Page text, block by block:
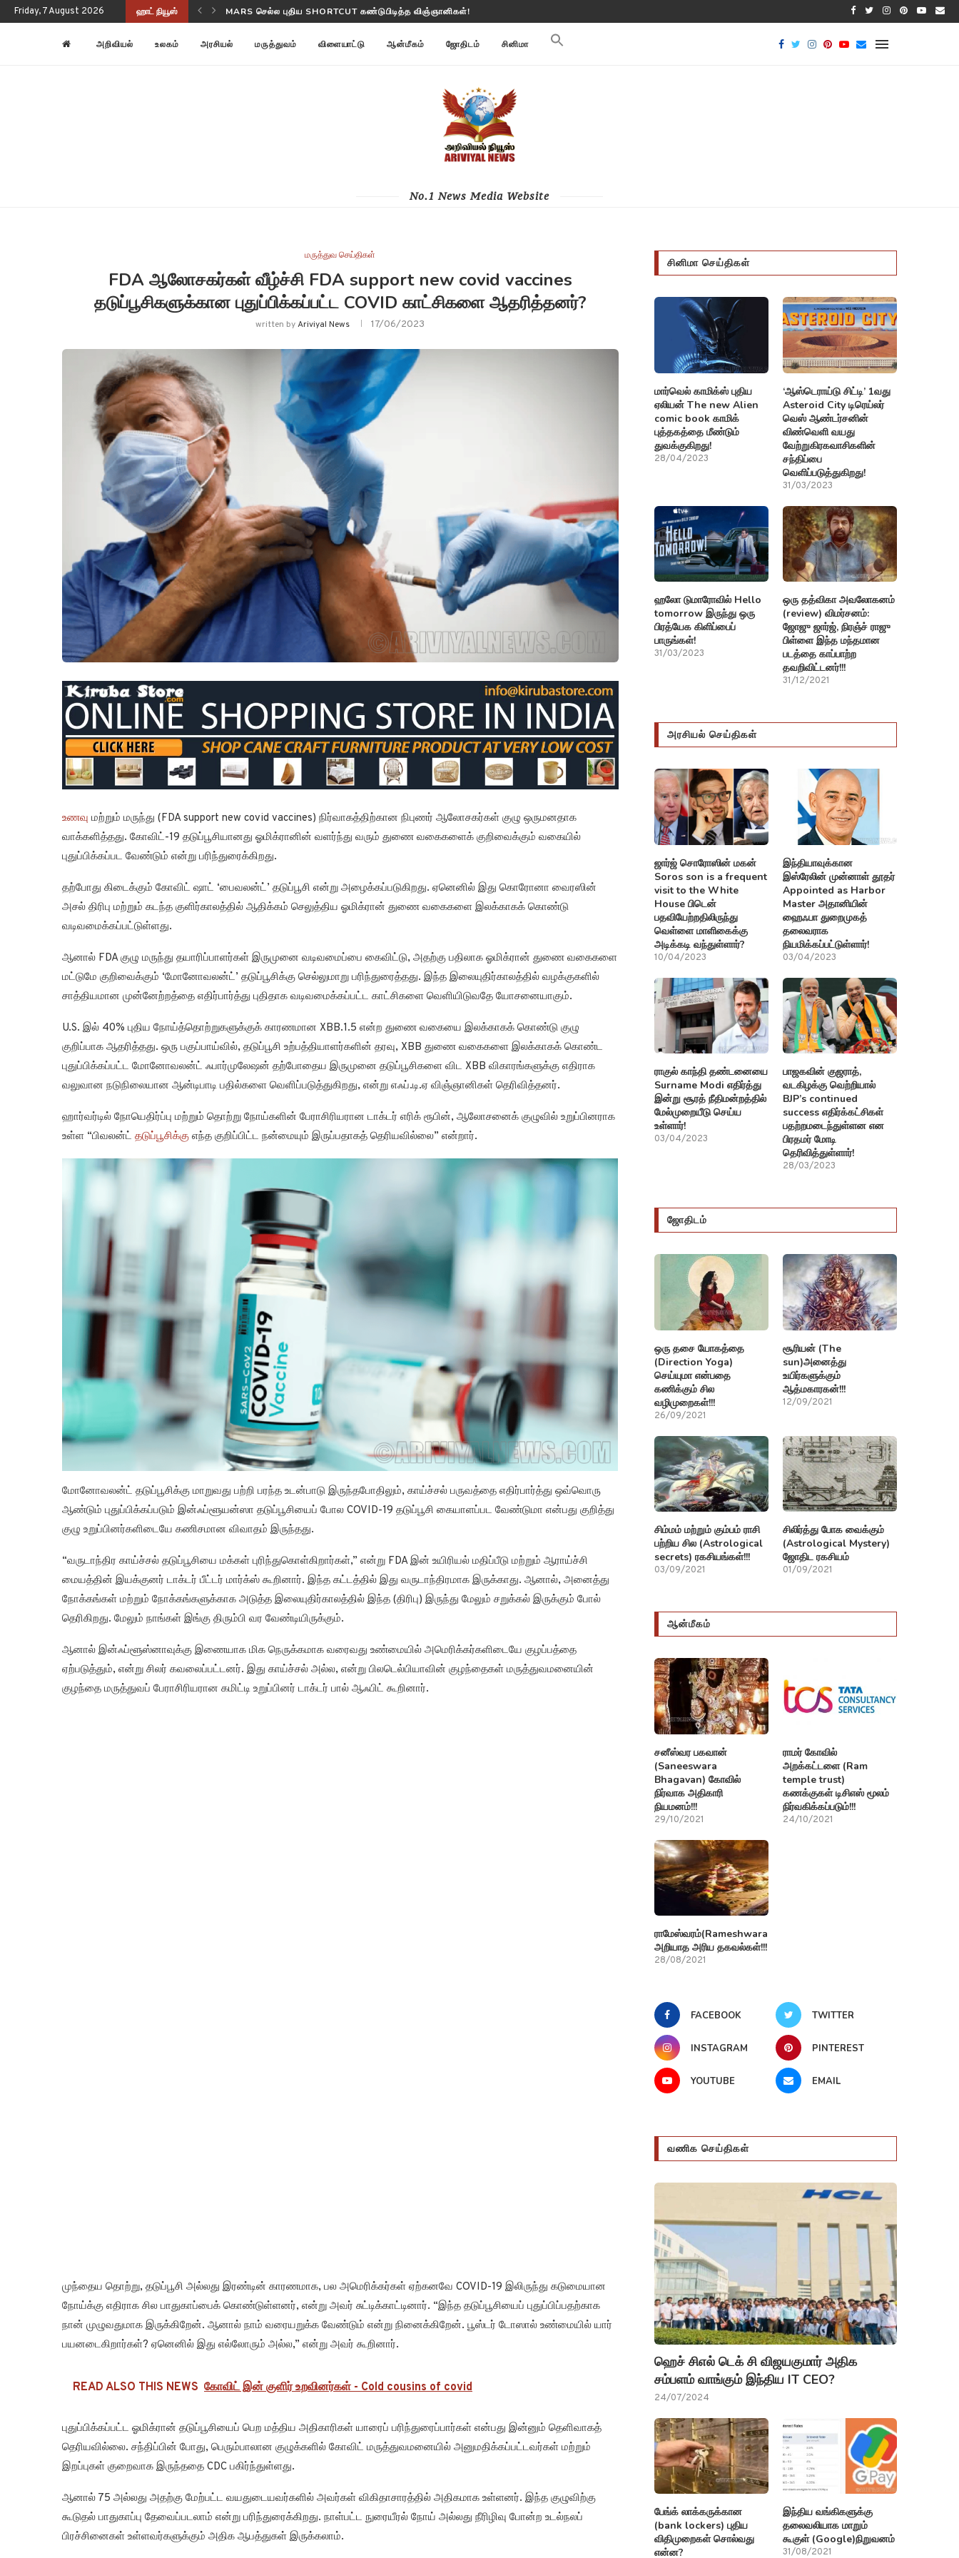
Friday, 7 August 2026 ஹாட் நியூஸ் NASA-ISRO NISAR பூமி மாற்றங்களை கண்காணிக்கிறது
அறிவியல் உலகம் அரசியல் மருத்துவம் விளையாட்டு ஆன்மீகம் ஜோதிடம் சினிமா
No.1 News Media Website
மருத்துவ செய்திகள்
FDA ஆலோசகர்கள் வீழ்ச்சி FDA support new covid vaccines
தடுப்பூசிகளுக்கான புதுப்பிக்கப்பட்ட COVID காட்சிகளை ஆதரித்தனர்?
written byAriviyal News 17/06/2023
உணவு மற்றும் மருந்து (FDA support new covid vaccines) நிர்வாகத்திற்கான நிபுணர் ஆலோசகர்கள் குழு ஒருமனதாக
வாக்களித்தது. கோவிட்-19 தடுப்பூசியானது ஓமிக்ரானின் வளர்ந்து வரும் துணை வகைகளைக் குறிவைக்கும் வகையில்
புதுப்பிக்கப்பட வேண்டும் என்று பரிந்துரைக்கிறது.
தற்போது கிடைக்கும் கோவிட் ஷாட் ‘பைவலன்ட்’ தடுப்பூசி என்று அழைக்கப்படுகிறது. ஏனெனில் இது கொரோனா வைரஸின்
அசல் திரிபு மற்றும் கடந்த குளிர்காலத்தில் ஆதிக்கம் செலுத்திய ஓமிக்ரான் துணை வகைகளை இலக்காகக் கொண்டு
வடிவமைக்கப்பட்டுள்ளது.
ஆனால் FDA குழு மருந்து தயாரிப்பாளர்கள் இருமுனை வடிவமைப்பை கைவிட்டு, அதற்கு பதிலாக ஓமிக்ரான் துணை வகைகளை
மட்டுமே குறிவைக்கும் ‘மோனோவலன்ட்’ தடுப்பூசிக்கு செல்லுமாறு பரிந்துரைத்தது. இந்த இலையுதிர்காலத்தில் வழக்குகளில்
சாத்தியமான முன்னேற்றத்தை எதிர்பார்த்து புதிதாக வடிவமைக்கப்பட்ட காட்சிகளை வெளியிடுவதே யோசனையாகும்.
U.S. இல் 40% புதிய நோய்த்தொற்றுகளுக்குக் காரணமான XBB.1.5 என்ற துணை வகையை இலக்காகக் கொண்டு குழு
குறிப்பாக ஆதரித்தது. ஒரு பகுப்பாய்வில், தடுப்பூசி உற்பத்தியாளர்களின் தரவு, XBB துணை வகைகளை இலக்காகக் கொண்ட
புதுப்பிக்கப்பட்ட மோனோவலன்ட் ஃபார்முலேஷன் தற்போதைய இருமுனை தடுப்பூசிகளை விட XBB விகாரங்களுக்கு எதிராக
வலுவான நடுநிலையான ஆன்டிபாடி பதில்களை வெளிப்படுத்துகிறது, என்று எஃப்.டி.ஏ விஞ்ஞானிகள் தெரிவித்தனர்.
ஹார்வர்டில் நோயெதிர்ப்பு மற்றும் தொற்று நோய்களின் பேராசிரியரான டாக்டர் எரிக் ரூபின், ஆலோசனைக் குழுவில் உறுப்பினராக
உள்ள “பிவலன்ட் தடுப்பூசிக்கு எந்த குறிப்பிட்ட நன்மையும் இருப்பதாகத் தெரியவில்லை” என்றார்.
மோனோவலன்ட் தடுப்பூசிக்கு மாறுவது பற்றி பரந்த உடன்பாடு இருந்தபோதிலும், காய்ச்சல் பருவத்தை எதிர்பார்த்து ஒவ்வொரு
ஆண்டும் புதுப்பிக்கப்படும் இன்ஃப்ளூயன்ஸா தடுப்பூசியைப் போல COVID-19 தடுப்பூசி கையாளப்பட வேண்டுமா என்பது குறித்து
குழு உறுப்பினர்களிடையே கணிசமான விவாதம் இருந்தது.
“வருடாந்திர காய்ச்சல் தடுப்பூசியை மக்கள் புரிந்துகொள்கிறார்கள்,” என்று FDA இன் உயிரியல் மதிப்பீடு மற்றும் ஆராய்ச்சி
மையத்தின் இயக்குனர் டாக்டர் பீட்டர் மார்க்ஸ் கூறினார். இந்த கட்டத்தில் இது வருடாந்திரமாக இருக்காது. ஆனால், அனைத்து
நோக்கங்கள் மற்றும் நோக்கங்களுக்காக அடுத்த இலையுதிர்காலத்தில் இந்த (திரிபு) இருந்து மேலும் சறுக்கல் இருக்கும் போல்
தெரிகிறது. மேலும் நாங்கள் இங்கு திரும்பி வர வேண்டியிருக்கும்.
ஆனால் இன்ஃப்ளூஸ்னாவுக்கு இணையாக மிக நெருக்கமாக வரைவது உண்மையில் அமெரிக்கர்களிடையே குழப்பத்தை
ஏற்படுத்தும், என்று சிலர் கவலைப்பட்டனர். இது காய்ச்சல் அல்ல, என்று பிலடெல்பியாவின் குழந்தைகள் மருத்துவமனையின்
குழந்தை மருத்துவப் பேராசிரியரான கமிட்டி உறுப்பினர் டாக்டர் பால் ஆஃபிட் கூறினார்.
முந்தைய தொற்று, தடுப்பூசி அல்லது இரண்டின் காரணமாக, பல அமெரிக்கர்கள் ஏற்கனவே COVID-19 இலிருந்து கடுமையான
நோய்க்கு எதிராக சில பாதுகாப்பைக் கொண்டுள்ளனர், என்று அவர் சுட்டிக்காட்டினார். “இந்த தடுப்பூசியைப் புதுப்பிப்பதற்காக
நான் முழுவதுமாக இருக்கிறேன். ஆனால் நாம் வரையறுக்க வேண்டும் என்று நினைக்கிறேன். பூஸ்டர் டோஸால் உண்மையில் யார்
பயனடைகிறார்கள்? ஏனெனில் இது எல்லோரும் அல்ல,” என்று அவர் கூறினார்.
READ ALSO THIS NEWS கோவிட் இன் குளிர் உறவினர்கள் - Cold cousins of covid
புதுப்பிக்கப்பட்ட ஓமிக்ரான் தடுப்பூசியைப் பெற மத்திய அதிகாரிகள் யாரைப் பரிந்துரைப்பார்கள் என்பது இன்னும் தெளிவாகத்
தெரியவில்லை. சந்திப்பின் போது, பெரும்பாலான குழுக்களில் கோவிட் மருத்துவமனையில் அனுமதிக்கப்பட்டவர்கள் மற்றும்
இறப்புகள் குறைவாக இருந்ததை CDC பகிர்ந்துள்ளது.
ஆனால் 75 அல்லது அதற்கு மேற்பட்ட வயதுடையவர்களில் அவர்கள் விகிதாசாரத்தில் அதிகமாக உள்ளனர். இந்த குழுவிற்கு
கூடுதல் பாதுகாப்பு தேவைப்படலாம் என்று பரிந்துரைக்கிறது. நாள்பட்ட நுரையீரல் நோய் அல்லது நீரிழிவு போன்ற உடல்நலப்
பிரச்சினைகள் உள்ளவர்களுக்கும் அதிக ஆபத்துகள் இருக்கலாம்.
சினிமா செய்திகள்
மார்வெல் காமிக்ஸ் புதிய
ஏலியன் The new Alien
comic book காமிக்
புத்தகத்தை மீண்டும்
துவக்குகிறது!
28/04/2023
‘ஆஸ்டெராய்டு சிட்டி’ 1வது
Asteroid City டிரெய்லர்
வெஸ் ஆண்டர்சனின்
விண்வெளி வயது
வேற்றுகிரகவாசிகளின்
சந்திப்பை
வெளிப்படுத்துகிறது!
31/03/2023
ஹலோ டுமாரோவில் Hello
tomorrow இருந்து ஒரு
பிரத்யேக கிளிப்பைப்
பாருங்கள்!
31/03/2023
ஒரு தத்விகா அவலோகனம்
(review) விமர்சனம்:
ஜோஜு ஜார்ஜ், நிரஞ்ச் ராஜு
பிள்ளை இந்த மந்தமான
படத்தை காப்பாற்ற
தவறிவிட்டனர்!!!
31/12/2021
அரசியல் செய்திகள்
ஜார்ஜ் சொரோஸின் மகன்
Soros son is a frequent
visit to the White
House பிடென்
பதவியேற்றதிலிருந்து
வெள்ளை மாளிகைக்கு
அடிக்கடி வந்துள்ளார்?
10/04/2023
இந்தியாவுக்கான
இஸ்ரேலின் முன்னாள் தூதர்
Appointed as Harbor
Master அதானியின்
ஹைஃபா துறைமுகத்
தலைவராக
நியமிக்கப்பட்டுள்ளார்!
03/04/2023
ராகுல் காந்தி தண்டனையை
Surname Modi எதிர்த்து
இன்று சூரத் நீதிமன்றத்தில்
மேல்முறையீடு செய்ய
உள்ளார்!
03/04/2023
பாஜகவின் குஜராத்,
வடகிழக்கு வெற்றியால்
BJP’s continued
success எதிர்க்கட்சிகள்
பதற்றமடைந்துள்ளன என
பிரதமர் மோடி
தெரிவித்துள்ளார்!
28/03/2023
ஜோதிடம்
ஒரு தசை யோகத்தை
(Direction Yoga)
செய்யுமா என்பதை
கணிக்கும் சில
வழிமுறைகள்!!!
26/09/2021
சூரியன் (The
sun)அனைத்து
உயிர்களுக்கும்
ஆத்மகாரகன்!!!
12/09/2021
சிம்மம் மற்றும் கும்பம் ராசி
பற்றிய சில (Astrological
secrets) ரகசியங்கள்!!!
03/09/2021
சிலிர்த்து போக வைக்கும்
(Astrological Mystery)
ஜோதிட ரகசியம்
01/09/2021
ஆன்மீகம்
சனீஸ்வர பகவான்
(Saneeswara
Bhagavan) கோவில்
நிர்வாக அதிகாரி
நியமனம்!!!
29/10/2021
ராமர் கோவில்
அறக்கட்டளை (Ram
temple trust)
கணக்குகள் டிசிஎஸ் மூலம்
நிர்வகிக்கப்படும்!!!
24/10/2021
ராமேஸ்வரம்(Rameshwaram)பற்றி
அறியாத அரிய தகவல்கள்!!!
28/08/2021
FACEBOOK TWITTER
INSTAGRAM PINTEREST
YOUTUBE EMAIL
வணிக செய்திகள்
ஹெச் சிஎல் டெக் சி விஜயகுமார் அதிக
சம்பளம் வாங்கும் இந்திய IT CEO?
24/07/2024
பேங்க் லாக்கருக்கான
(bank lockers) புதிய
விதிமுறைகள் சொல்வது
என்ன?
இந்திய வங்கிகளுக்கு
தலைவலியாக மாறும்
கூகுள் (Google)நிறுவனம்
31/08/2021